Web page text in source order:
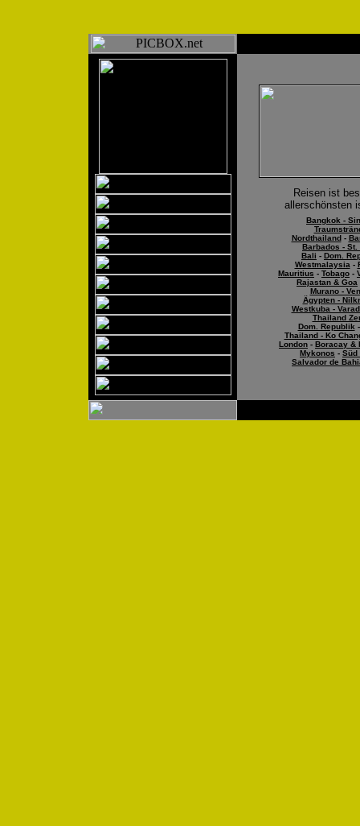
Reisen ist
allerschönsten
Bangkok -
Nordthailand-
Barbados -
Bali - Dom.
Westmalaysia -
Mauritius - Tobago -
Rajastan & Goa
Murano -
Ägypten -
Westkuba -
Thailand
Dom. Republik
Thailand - Ko
London - Boracay &
Mykonos - Süd
Salvador de